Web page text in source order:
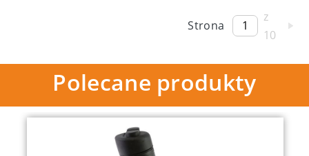
Strona
z
10
Polecane produkty